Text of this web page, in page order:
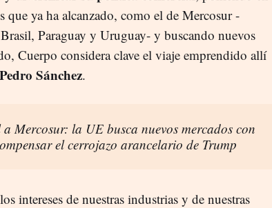
que ya ha alcanzado, como el de Mercosur -
Paraguay y Uruguay- y buscando nuevos
Cuerpo considera clave el viaje emprendido allí
Pedro Sánchez.
Mercosur: la UE busca nuevos mercados con
el cerrojazo arancelario de Trump
intereses de nuestras industrias y de nuestras